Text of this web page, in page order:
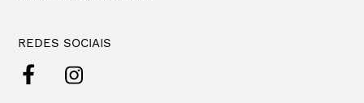
REDES SOCIAIS